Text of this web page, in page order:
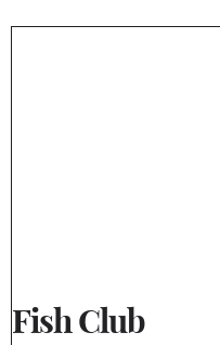
Fish Club